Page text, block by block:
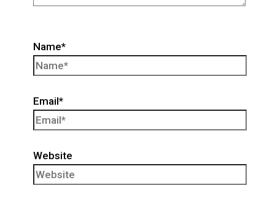
Name*
Email*
Website